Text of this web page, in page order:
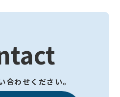
合わせください。